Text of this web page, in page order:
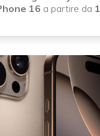
16 a partire da